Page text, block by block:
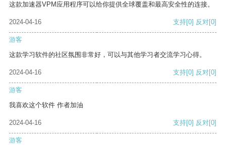
这款加速器VPM应用程序可以给你提供全球覆盖和最高安全性的连接。
2024-04-16 支持[0] 反对[0]
游客
这款学习软件的社区氛围非常好，可以与其他学习者交流学习心得。
2024-04-16 支持[0] 反对[0]
游客
我喜欢这个软件 作者加油
2024-04-16 支持[0] 反对[0]
游客